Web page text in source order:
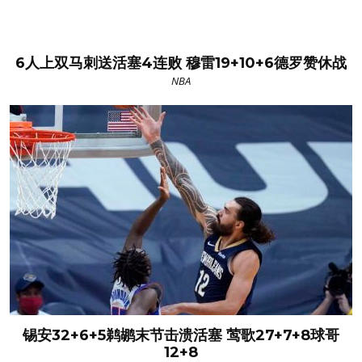
6人上双马刺送活塞4连败 穆雷19+10+6德罗赞休战
NBA
锡安32+6+5鹈鹕末节击溃活塞 莺歌27+7+8球哥
12+8